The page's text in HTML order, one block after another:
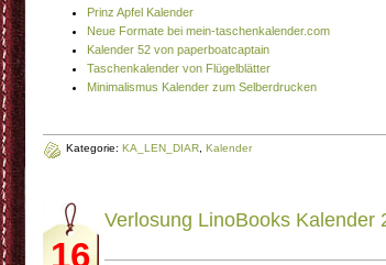
Prinz Apfel Kalender
Neue Formate bei mein-taschenkalender.com
Kalender 52 von paperboatcaptain
Taschenkalender von Flügelblätter
Minimalismus Kalender zum Selberdrucken
Kategorie: KA_LEN_DIAR Kalender
16
Verlosung LinoBooks Kalender